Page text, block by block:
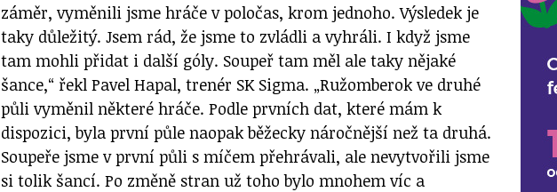
záměr, vyměnili jsme hráče v poločas, krom jednoho. Výsledek je
taky důležitý. Jsem rád, že jsme to zvládli a vyhráli. I když jsme
tam mohli přidat i další góly. Soupeř tam měl ale taky nějaké
šance,“ řekl Pavel Hapal, trenér SK Sigma. „Ružomberok ve druhé
půli vyměnil některé hráče. Podle prvních dat, které mám k
dispozici, byla první půle naopak běžecky náročnější než ta druhá.
Soupeře jsme v první půli s míčem přehrávali, ale nevytvořili jsme
si tolik šancí. Po změně stran už toho bylo mnohem víc a